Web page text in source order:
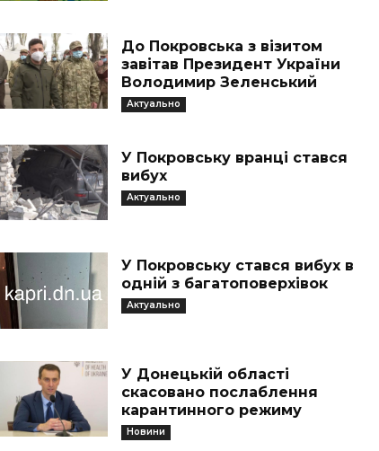
До Покровська з візитом
завітав Президент України
Володимир Зеленський
Актуально
У Покровську вранці стався
вибух
Актуально
У Покровську стався вибух в
одній з багатоповерхівок
Актуально
У Донецькій області
скасовано послаблення
карантинного режиму
Новини